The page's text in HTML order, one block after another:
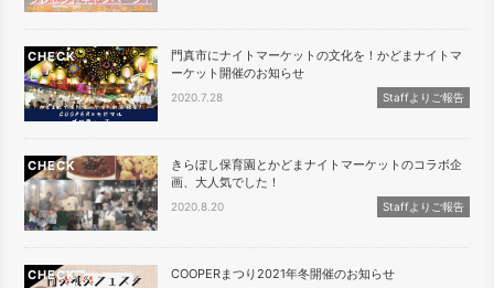
CHECK
門真市にナイトマーケットの文化を！かどまナイトマ
ーケット開催のお知らせ
2020.7.28 Staffよりご報告
CHECK
きらぼし保育園とかどまナイトマーケットのコラボ企
画、大人気でした！
2020.8.20 Staffよりご報告
CHECK COOPERまつり2021年冬開催のお知らせ